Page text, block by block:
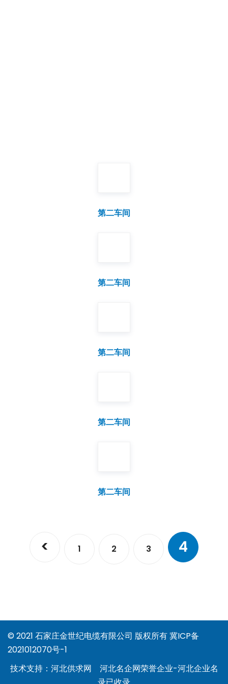
第二车间
第二车间
第二车间
第二车间
第二车间
< 1 2 3 4
© 2021 石家庄金世纪电缆有限公司 版权所有冀ICP备
2021012070号-1
技术支持： 河北供求网 河北名企网荣誉企业-河北企业名